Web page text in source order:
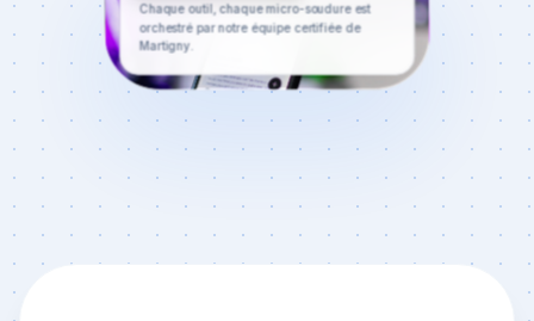
Chaque outil, chaque micro-soudure est
orchestré par notre équipe certifiée de
Martigny.